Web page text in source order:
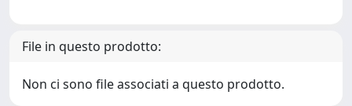
File in questo prodotto:
Non ci sono file associati a questo prodotto.